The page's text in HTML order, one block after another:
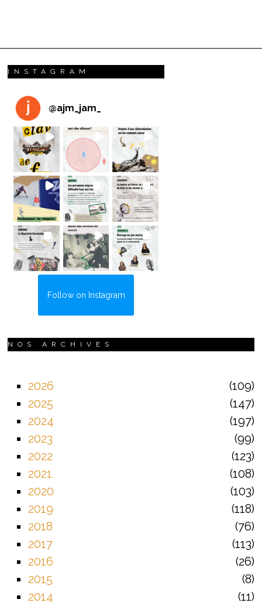
INSTAGRAM
@ajm_jam_
Follow on Instagram
NOS ARCHIVES
2026
109
2025
147
2024
197
2023
99
2022
123
2021
108
2020
103
2019
118
2018
76
2017
113
2016
26
2015
8
2014
11